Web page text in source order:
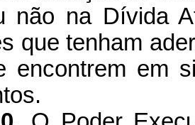
não na Dívida
que tenham
encontrem em